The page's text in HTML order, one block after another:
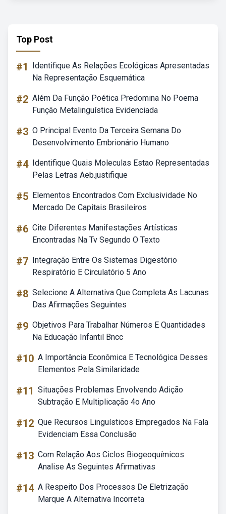
Top Post
#1
Identifique As Relações Ecológicas Apresentadas
Na Representação Esquemática
#2 Além Da Função Poética Predomina No Poema
Função Metalinguística Evidenciada
#3 O Principal Evento Da Terceira Semana Do
Desenvolvimento Embrionário Humano
#4 Identifique Quais Moleculas Estao Representadas
Pelas Letras Aeb.justifique
#5 Elementos Encontrados Com Exclusividade No
Mercado De Capitais Brasileiros
#6 Cite Diferentes Manifestações Artísticas
Encontradas Na Tv Segundo O Texto
#7 Integração Entre Os Sistemas Digestório
Respiratório E Circulatório 5 Ano
#8 Selecione A Alternativa Que Completa As Lacunas
Das Afirmações Seguintes
#9 Objetivos Para Trabalhar Números E Quantidades
Na Educação Infantil Bncc
#10 A Importância Econômica E Tecnológica Desses
Elementos Pela Similaridade
#11 Situações Problemas Envolvendo Adição
Subtração E Multiplicação 4o Ano
#12 Que Recursos Linguísticos Empregados Na Fala
Evidenciam Essa Conclusão
#13 Com Relação Aos Ciclos Biogeoquímicos
Analise As Seguintes Afirmativas
#14 A Respeito Dos Processos De Eletrização
Marque A Alternativa Incorreta